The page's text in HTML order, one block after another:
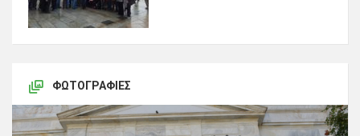
ΦΩΤΟΓΡΑΦΊΕΣ